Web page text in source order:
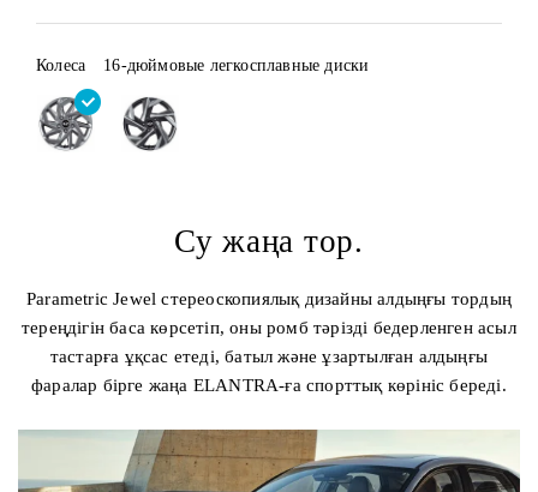
Колеса 16-дюймовые легкосплавные диски
Су жаңа тор.
Parametric Jewel стереоскопиялық дизайны алдыңғы тордың
тереңдігін баса көрсетіп, оны ромб тәрізді бедерленген асыл
тастарға ұқсас етеді, батыл және ұзартылған алдыңғы
фаралар бірге жаңа ELANTRA-ға спорттық көрініс береді.